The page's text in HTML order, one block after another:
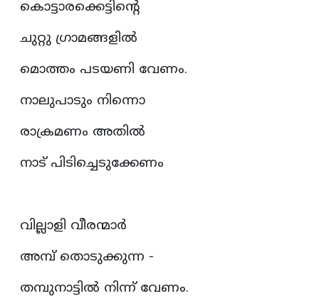
കൊട്ടാരക്കെട്ടിന്റെ
ചുറ്റു ഗ്രാമങ്ങളിൽ
മൊത്തം പടയണി വേണം.
നാലുപാടും നിന്നൊ
രാക്രമണം അതിൽ
നാട് പിടിച്ചെടുക്കേണം
വില്ലാളി വീരന്മാർ
അമ്പ് തൊടുക്കുന്ന -
തമ്പുനാട്ടിൽ നിന്ന് വേണം.